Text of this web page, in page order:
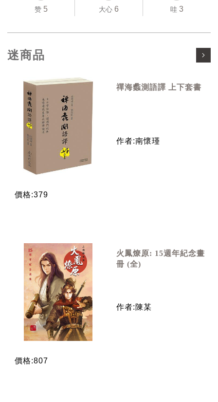
赞 5 大心 6 哇 3
迷商品
禪海蠡測語譯 上下套書
作者:南懷瑾
價格:379
火鳳燎原: 15週年紀念畫
冊 (全)
作者:陳某
價格:807